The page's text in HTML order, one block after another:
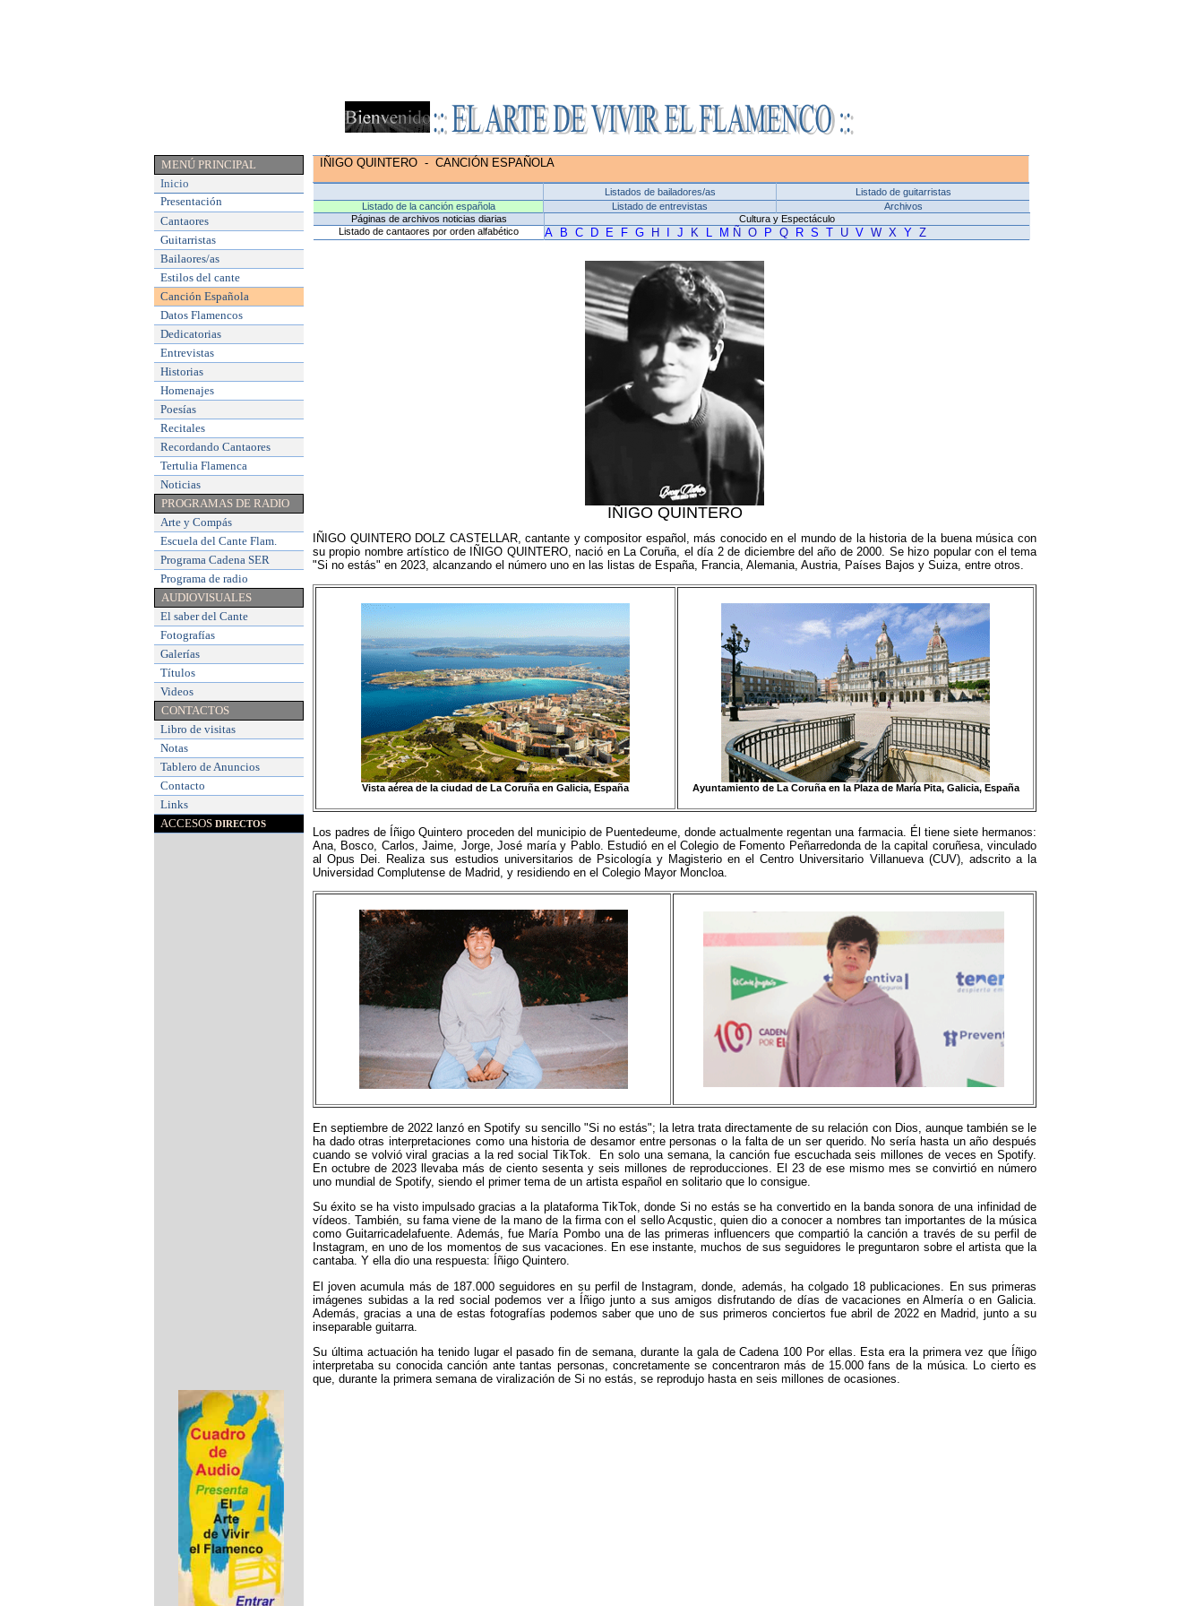
MENÚ PRINCIPAL
Inicio
Presentación
Cantaores
Guitarristas
Bailaores/as
Estilos del cante
Canción Española
Datos Flamencos
Dedicatorias
Entrevistas
Historias
Homenajes
Poesías
Recitales
Recordando Cantaores
Tertulia Flamenca
Noticias
PROGRAMAS DE RADIO
Arte y Compás
Escuela del Cante Flam.
Programa Cadena SER
Programa de radio
AUDIOVISUALES
El saber del Cante
Fotografías
Galerías
Títulos
Videos
CONTACTOS
Libro de visitas
Notas
Tablero de Anuncios
Contacto
Links
ACCESOSDIRECTOS
IÑIGO QUINTERO -CANCIÓN ESPAÑOLA
Listados de bailadores/as
Listado de guitarristas
Listado de la canción española
Listado de entrevistas
Archivos
Páginas de archivos noticias diarias
Cultura y Espectáculo
Listado de cantaores por orden alfabético
A B C D E F G H J K L M Ñ O P Q R S T U V W X Y Z
IÑIGO QUINTERO
IÑIGO QUINTERO DOLZ CASTELLAR, cantante y compositor español, más conocido en el mundo de la historia de la buena música con
su propio nombre artístico de IÑIGO QUINTERO, nació en La Coruña, el día 2 de diciembre del año de 2000. Se hizo popular con el tema
"Si no estás" en 2023, alcanzando el número uno en las listas de España, Francia, Alemania, Austria, Países Bajos y Suiza, entre otros.
Vista aérea de la ciudad de La Coruña en Galicia, España Ayuntamiento de La Coruña en la Plaza de María Pita, Galicia, España
Los padres de Íñigo Quintero proceden del municipio de Puentedeume, donde actualmente regentan una farmacia. Él tiene siete hermanos:
Ana, Bosco, Carlos, Jaime, Jorge, José maría y Pablo. Estudió en el Colegio de Fomento Peñarredonda de la capital coruñesa, vinculado
al Opus Dei. Realiza sus estudios universitarios de Psicología y Magisterio en el Centro Universitario Villanueva (CUV), adscrito a la
Universidad Complutense de Madrid, y residiendo en el Colegio Mayor Moncloa.
En septiembre de 2022 lanzó en Spotify su sencillo "Si no estás"; la letra trata directamente de su relación con Dios, aunque también se le
ha dado otras interpretaciones como una historia de desamor entre personas o la falta de un ser querido. No sería hasta un año después
cuando se volvió viral gracias a la red social TikTok. En solo una semana, la canción fue escuchada seis millones de veces en Spotify.
En octubre de 2023 llevaba más de ciento sesenta y seis millones de reproducciones. El 23 de ese mismo mes se convirtió en número
uno mundial de Spotify, siendo el primer tema de un artista español en solitario que lo consigue.
Su éxito se ha visto impulsado gracias a la plataforma TikTok, donde Si no estás se ha convertido en la banda sonora de una infinidad de
vídeos. También, su fama viene de la mano de la firma con el sello Acqustic, quien dio a conocer a nombres tan importantes de la música
como Guitarricadelafuente. Además, fue María Pombo una de las primeras influencers que compartió la canción a través de su perfil de
Instagram, en uno de los momentos de sus vacaciones. En ese instante, muchos de sus seguidores le preguntaron sobre el artista que la
cantaba. Y ella dio una respuesta: Íñigo Quintero.
El joven acumula más de 187.000 seguidores en su perfil de Instagram, donde, además, ha colgado 18 publicaciones. En sus primeras
imágenes subidas a la red social podemos ver a Íñigo junto a sus amigos disfrutando de días de vacaciones en Almería o en Galicia.
Además, gracias a una de estas fotografías podemos saber que uno de sus primeros conciertos fue abril de 2022 en Madrid, junto a su
inseparable guitarra.
Su última actuación ha tenido lugar el pasado fin de semana, durante la gala de Cadena 100 Por ellas. Esta era la primera vez que Íñigo
interpretaba su conocida canción ante tantas personas, concretamente se concentraron más de 15.000 fans de la música. Lo cierto es
que, durante la primera semana de viralización de Si no estás, se reprodujo hasta en seis millones de ocasiones.